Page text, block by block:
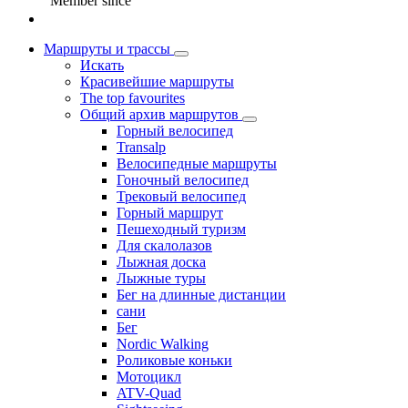
Маршруты и трассы
Искать
Красивейшие маршруты
The top favourites
Общий архив маршрутов
Горный велосипед
Transalp
Велосипедные маршруты
Гоночный велосипед
Трековый велосипед
Горный маршрут
Пешеходный туризм
Для скалолазов
Лыжная доска
Лыжные туры
Бег на длинные дистанции
сани
Бег
Nordic Walking
Роликовые коньки
Мотоцикл
ATV-Quad